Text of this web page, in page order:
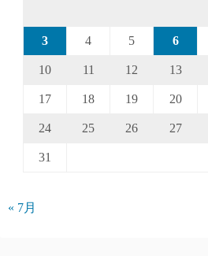
3 4 5 6
10 11 12 13
17 18 19 20
24 25 26 27
31
« 7月